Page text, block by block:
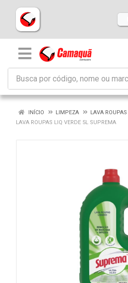
INÍCIO LIMPEZA
LAVA ROUPAS
LAVA ROUPAS LIQ VERDE 5L SUPREMA